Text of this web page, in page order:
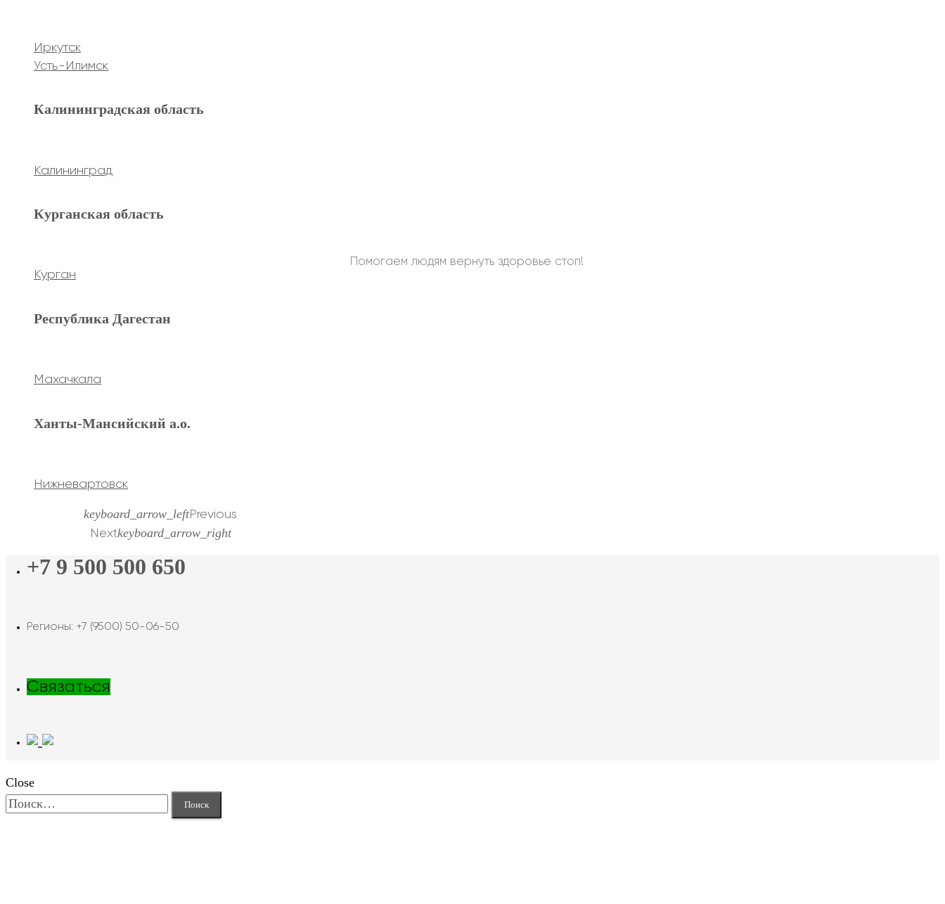
Помогаем людям вернуть здоровье стоп!
Иркутск
Усть-Илимск
Калининградская область
Калининград
Курганская область
Курган
Республика Дагестан
Махачкала
Ханты-Мансийский а.о.
Нижневартовск
keyboard_arrow_leftPrevious
Nextkeyboard_arrow_right
+7 9 500 500 650
Регионы: +7 (9500) 50-06-50
Связаться
Close
Найти: